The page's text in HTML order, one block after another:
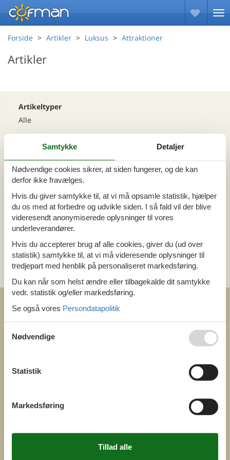
Forside Artikler Luksus Attraktioner
Artikler
Artikeltyper
Alle
Område
Alle
Tema
Alle
Luksus
Kategori
Alle
Attraktioner
(+45) 7877 0427
info@cofman.com
Samtykke Detaljer
Nødvendige cookies sikrer, at siden fungerer, og de kan
derfor ikke fravælges.
Hvis du giver samtykke til, at vi må opsamle statistik, hjælper
du os med at forbedre og udvikle siden. I så fald vil der blive
videresendt anonymiserede oplysninger til vores
underleverandører.
Hvis du accepterer brug af alle cookies, giver du (ud over
statistik) samtykke til, at vi må videresende oplysninger til
tredjepart med henblik på personaliseret markedsføring.
Du kan når som helst ændre eller tilbagekalde dit samtykke
vedr. statistik og/eller markedsføring.
Se også vores Persondatapolitik
Nødvendige
Statistik
Markedsføring